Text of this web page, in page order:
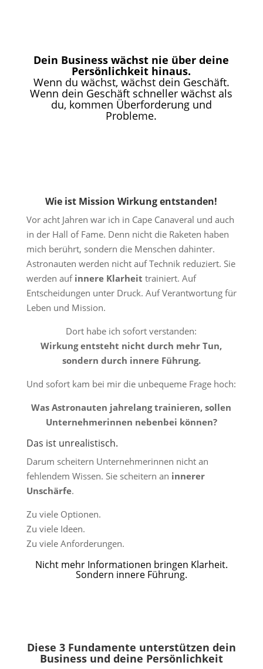
Dein Business wächst nie über deine
Persönlichkeit hinaus.
Wenn du wächst, wächst dein Geschäft.
Wenn dein Geschäft schneller wächst als
du, kommen Überforderung und
Probleme.
Wie ist Mission Wirkung entstanden!
Vor acht Jahren war ich in Cape Canaveral und auch
in der Hall of Fame. Denn nicht die Raketen haben
mich berührt, sondern die Menschen dahinter.
Astronauten werden nicht auf Technik reduziert. Sie
werden auf innere Klarheit trainiert. Auf
Entscheidungen unter Druck. Auf Verantwortung für
Leben und Mission.
Dort habe ich sofort verstanden:
Wirkung entsteht nicht durch mehr Tun,
sondern durch innere Führung.
Und sofort kam bei mir die unbequeme Frage hoch:
Was Astronauten jahrelang trainieren, sollen
Unternehmerinnen nebenbei können?
Das ist unrealistisch.
Darum scheitern Unternehmerinnen nicht an
fehlendem Wissen. Sie scheitern an innerer
Unschärfe.
Zu viele Optionen.
Zu viele Ideen.
Zu viele Anforderungen.
Nicht mehr Informationen bringen Klarheit.
Sondern innere Führung.
Diese 3 Fundamente unterstützen dein
Business und deine Persönlichkeit